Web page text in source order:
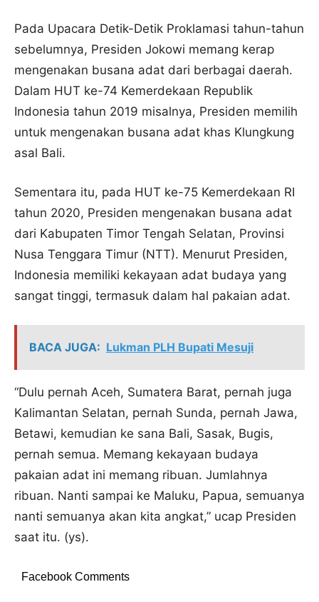
Pada Upacara Detik-Detik Proklamasi tahun-tahun
sebelumnya, Presiden Jokowi memang kerap
mengenakan busana adat dari berbagai daerah.
Dalam HUT ke-74 Kemerdekaan Republik
Indonesia tahun 2019 misalnya, Presiden memilih
untuk mengenakan busana adat khas Klungkung
asal Bali.
Sementara itu, pada HUT ke-75 Kemerdekaan RI
tahun 2020, Presiden mengenakan busana adat
dari Kabupaten Timor Tengah Selatan, Provinsi
Nusa Tenggara Timur (NTT). Menurut Presiden,
Indonesia memiliki kekayaan adat budaya yang
sangat tinggi, termasuk dalam hal pakaian adat.
BACA JUGA: Lukman PLH Bupati Mesuji
“Dulu pernah Aceh, Sumatera Barat, pernah juga
Kalimantan Selatan, pernah Sunda, pernah Jawa,
Betawi, kemudian ke sana Bali, Sasak, Bugis,
pernah semua. Memang kekayaan budaya
pakaian adat ini memang ribuan. Jumlahnya
ribuan. Nanti sampai ke Maluku, Papua, semuanya
nanti semuanya akan kita angkat,” ucap Presiden
saat itu. (ys).
Facebook Comments